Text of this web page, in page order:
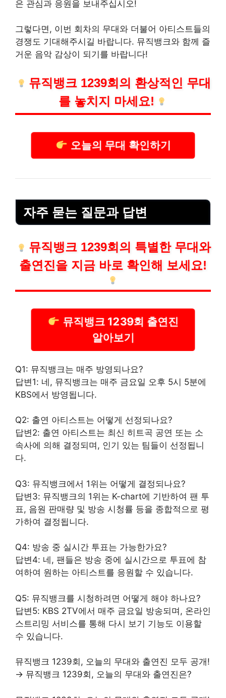
은 관심과 응원을 보내주십시오!
그렇다면, 이번 회차의 무대와 더불어 아티스트들의
경쟁도 기대해주시길 바랍니다. 뮤직뱅크와 함께 즐
거운 음악 감상이 되기를 바랍니다!
뮤직뱅크 1239회의 환상적인 무대
를 놓치지 마세요!
오늘의 무대 확인하기
자주 묻는 질문과 답변
뮤직뱅크 1239회의 특별한 무대와
출연진을 지금 바로 확인해 보세요!
뮤직뱅크 1239회 출연진
알아보기
Q1: 뮤직뱅크는 매주 방영되나요?
답변1: 네, 뮤직뱅크는 매주 금요일 오후 5시 5분에
KBS에서 방영됩니다.
Q2: 출연 아티스트는 어떻게 선정되나요?
답변2: 출연 아티스트는 최신 히트곡 공연 또는 소
속사에 의해 결정되며, 인기 있는 팀들이 선정됩니
다.
Q3: 뮤직뱅크에서 1위는 어떻게 결정되나요?
답변3: 뮤직뱅크의 1위는 K-chart에 기반하여 팬 투
표, 음원 판매량 및 방송 시청률 등을 종합적으로 평
가하여 결정됩니다.
Q4: 방송 중 실시간 투표는 가능한가요?
답변4: 네, 팬들은 방송 중에 실시간으로 투표에 참
여하여 원하는 아티스트를 응원할 수 있습니다.
Q5: 뮤직뱅크를 시청하려면 어떻게 해야 하나요?
답변5: KBS 2TV에서 매주 금요일 방송되며, 온라인
스트리밍 서비스를 통해 다시 보기 기능도 이용할
수 있습니다.
뮤직뱅크 1239회, 오늘의 무대와 출연진 모두 공개!
→ 뮤직뱅크 1239회, 오늘의 무대와 출연진은?